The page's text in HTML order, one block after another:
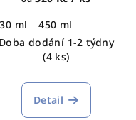
ml
450 ml
Doba dodání 1-2 týdny
(4 ks)
Detail